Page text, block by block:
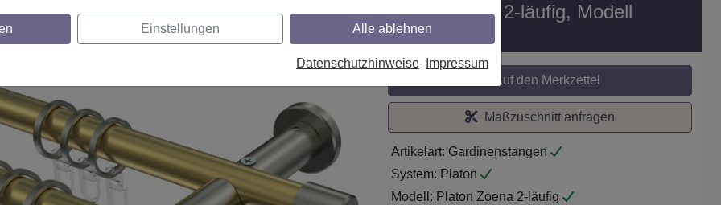
aus Messing-Optik / Edelstahl-Optik in 20 mm Ø, 2-läufig, Modell
- Zoena
Auf den Merkzettel
Maßzuschnitt anfragen
Artikelart: Gardinenstangen
System: Platon
Modell: Platon Zoena 2-läufig
Einstellungen Alle ablehnen
Datenschutzhinweise Impressum